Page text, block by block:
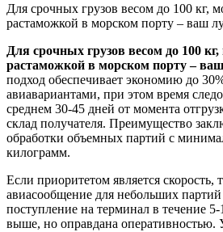
Для срочных грузов весом до 100 кг,
растаможкой в морском порту – ваш
Для срочных грузов весом до 100
растаможкой в морском порту –
подход обеспечивает экономию до
авиавариантами, при этом время
среднем 30-45 дней от момента
склад получателя. Преимущество
обработки объемных партий с
килограмм.
Если приоритетом является скорость,
авиасообщение для небольших партий
поступление на терминал в течение
выше, но оправдана оперативностью.